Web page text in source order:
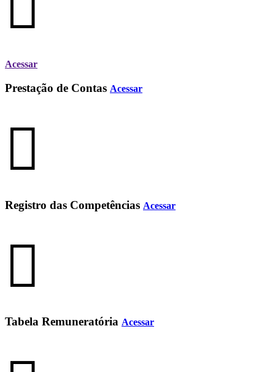
Acessar
Prestação de Contas Acessar
Registro das Competências Acessar
Tabela Remuneratória Acessar